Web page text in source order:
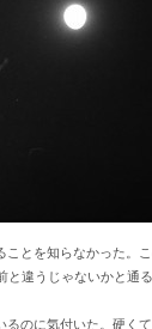
とを知らなかった。
と違うじゃないかと通
のに気付いた。硬く